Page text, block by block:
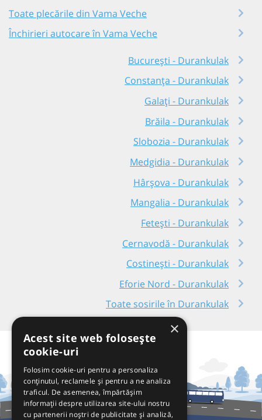
Toate plecările din Vama Veche
Închirieri autocare în Vama Veche
București - Durankulak
Constanța - Durankulak
Galați - Durankulak
Brăila - Durankulak
Slobozia - Durankulak
Medgidia - Durankulak
Hârșova - Durankulak
Mangalia - Durankulak
Fetești - Durankulak
Cernavodă - Durankulak
Costinești - Durankulak
Eforie Nord - Durankulak
Toate sosirile în Durankulak
×
Acest site web folosește
cookie-uri
Folosim cookie-uri pentru a personaliza
conținutul, reclamele și pentru a ne analiza
traficul. De asemenea, împărtășim
informații despre utilizarea site-ului nostru
cu partenerii noștri de publicitate și analiză,